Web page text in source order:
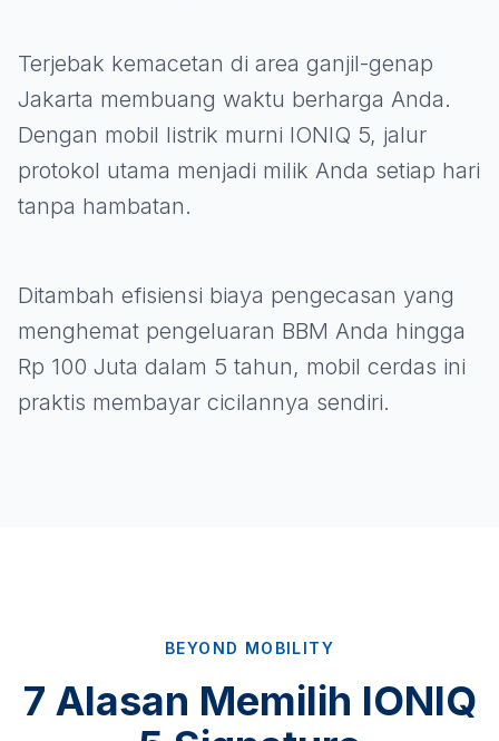
Terjebak kemacetan di area ganjil-genap
Jakarta membuang waktu berharga Anda.
Dengan mobil listrik murni IONIQ 5, jalur
protokol utama menjadi milik Anda setiap hari
tanpa hambatan.
Ditambah efisiensi biaya pengecasan yang
menghemat pengeluaran BBM Anda hingga
Rp 100 Juta dalam 5 tahun, mobil cerdas ini
praktis membayar cicilannya sendiri.
BEYOND MOBILITY
7 Alasan Memilih IONIQ